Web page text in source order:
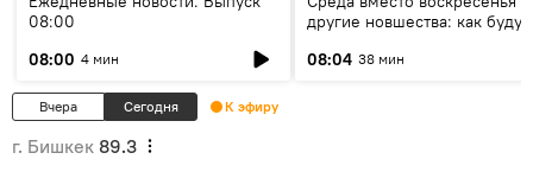
08:00
08:00 4 мин
другие новшества: как будут
08:04 38 мин
Вчера Сегодня К эфиру
г. Бишкек 89.3